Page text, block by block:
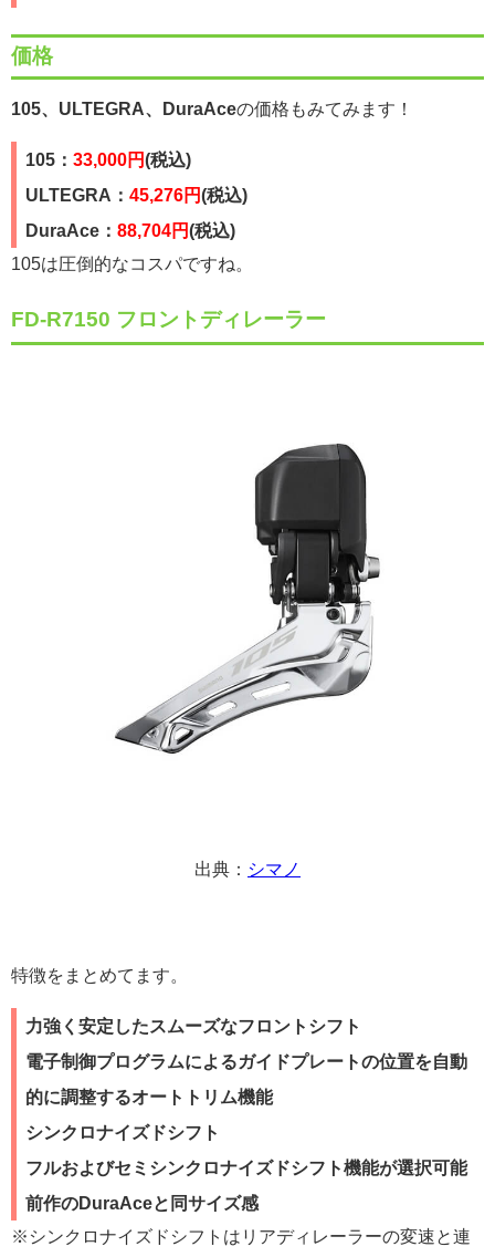
価格
105、ULTEGRA、DuraAceの価格もみてみます！
105： 33,000円(税込)
ULTEGRA： 45,276円(税込)
DuraAce： 88,704円(税込)
105は圧倒的なコスパですね。
FD-R7150 フロントディレーラー
出典： シマノ
特徴をまとめてます。
力強く安定したスムーズなフロントシフト
電子制御プログラムによるガイドプレートの位置を自動
的に調整するオートトリム機能
シンクロナイズドシフト
フルおよびセミシンクロナイズドシフト機能が選択可能
前作のDuraAceと同サイズ感
※シンクロナイズドシフトは リアディレーラーの変速と連